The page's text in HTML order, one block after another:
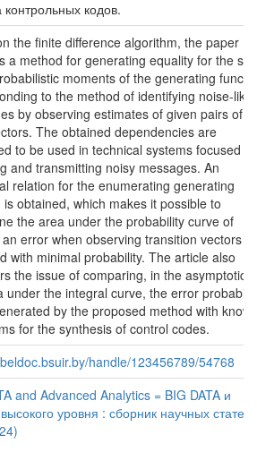
контрольных кодов.
the finite difference algorithm, the paper
a method for generating equality for the
moments of the generating
to the method of identifying noise-like
by observing estimates of given pairs of
The obtained dependencies are
to be used in technical systems focused
and transmitting noisy messages. An
relation for the enumerating generating
is obtained, which makes it possible to
the area under the probability curve of
an error when observing transition vectors
with minimal probability. The article also
the issue of comparing, in the asymptotic
under the integral curve, the error
by the proposed method with
for the synthesis of control codes.
handle/123456789/54768
and Advanced Analytics = BIG DATA и
уровня : сборник научных статей